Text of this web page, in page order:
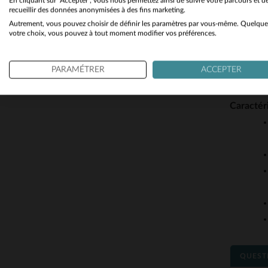
Cityzen
repose
pièces
raconte
recueillir des données anonymisées à des fins marketing.
Autrement, vous pouvez choisir de définir les paramètres par vous-même.
votre choix, vous pouvez à tout moment modifier vos préférences.
PARAMÉTRER ACCEPTER